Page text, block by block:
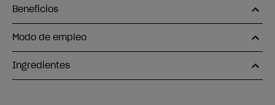
Beneficios
Modo de empleo
Ingredientes